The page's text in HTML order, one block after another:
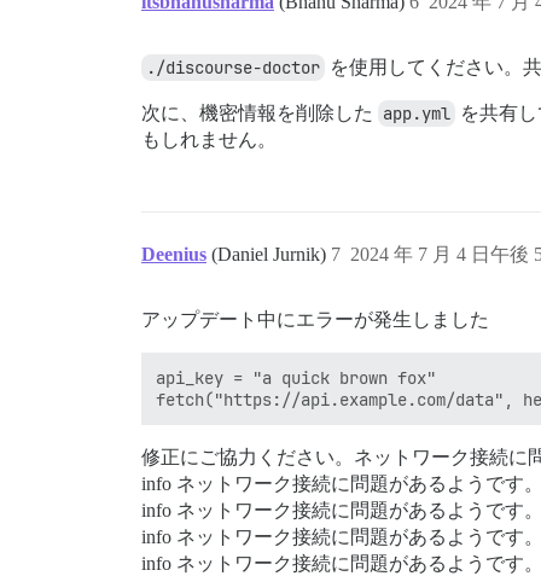
./discourse-doctor を使用してください。
次に、機密情報を削除した app.yml を共有
もしれません。
Deenius (Daniel Jurnik) 2024 年 7 月 4 日午後
7
アップデート中にエラーが発生しました
api_key = "a quick brown fox"
修正にご協力ください。ネットワーク接続
info ネットワーク接続に問題があるようです
info ネットワーク接続に問題があるようです
info ネットワーク接続に問題があるようです
info ネットワーク接続に問題があるようです